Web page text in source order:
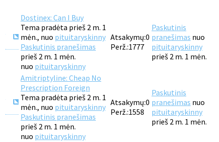
Dostinex: Can I Buy
Tema pradėta prieš 2 m. 1
mėn., nuo pituitaryskinny
Paskutinis pranešimas
prieš 2 m. 1 mėn.
nuo pituitaryskinny
Atsakymų:0
Perž.:1777
Paskutinis
pranešimas nuo
pituitaryskinny
prieš 2 m. 1 mėn.
Amitriptyline: Cheap No
Prescription Foreign
Tema pradėta prieš 2 m. 1
mėn., nuo pituitaryskinny
Paskutinis pranešimas
prieš 2 m. 1 mėn.
nuo pituitaryskinny
Atsakymų:0
Perž.:1558
Paskutinis
pranešimas nuo
pituitaryskinny
prieš 2 m. 1 mėn.